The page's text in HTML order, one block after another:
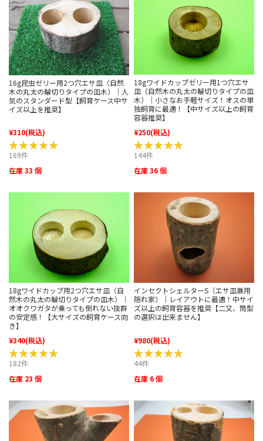
16g昆虫ゼリー用2つ穴エサ皿（自然
木の丸太の輪切りタイプの皿木）｜人
気のスタンダード型【飼育ケース中サ
イズ以上を推奨】
¥310(税込)
★★★★★
★★★★★
169件
在庫 33 個
18gワイドカップゼリー用1つ穴エサ
皿（自然木の丸太の輪切りタイプの皿
木）｜小さなお手軽サイズ！オスの単
独飼育に最適！【中サイズ以上の飼育
容器推奨】
¥250(税込)
★★★★★
★★★★★
144件
在庫 36 個
18gワイドカップ用2つ穴エサ皿（自
然木の丸太の輪切りタイプの皿木）｜
オオクワガタが乗っても倒れない抜群
の安定感！【大サイズの飼育ケース向
き】
¥340(税込)
★★★★★
★★★★★
182件
在庫 23 個
インセクトシェルターS（エサ皿兼用
隠れ家）｜レイアウトに最適！中サイ
ズ以上の飼育容器を推奨【二又、筒型
の選択は出来ません】
¥980(税込)
★★★★★
★★★★★
44件
在庫 6 個